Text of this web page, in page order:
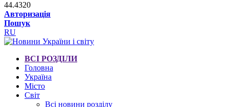
44.4320
Авторизація
Пошук
RU
ВСІ РОЗДІЛИ
Головна
Україна
Місто
Світ
Всі новини розділу